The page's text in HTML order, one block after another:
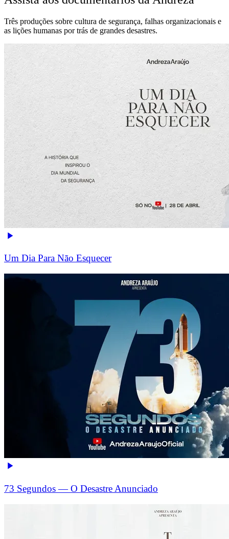
Três produções sobre cultura de segurança, falhas organizacionais e
as lições humanas por trás de grandes desastres.
Um Dia Para Não Esquecer
73 Segundos — O Desastre Anunciado